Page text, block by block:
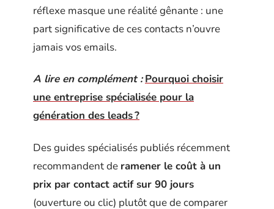
réflexe masque une réalité gênante : une
part significative de ces contacts n’ouvre
jamais vos emails.
A lire en complément : Pourquoi choisir
une entreprise spécialisée pour la
génération des leads ?
Des guides spécialisés publiés récemment
recommandent de ramener le coût à un
prix par contact actif sur 90 jours
(ouverture ou clic) plutôt que de comparer